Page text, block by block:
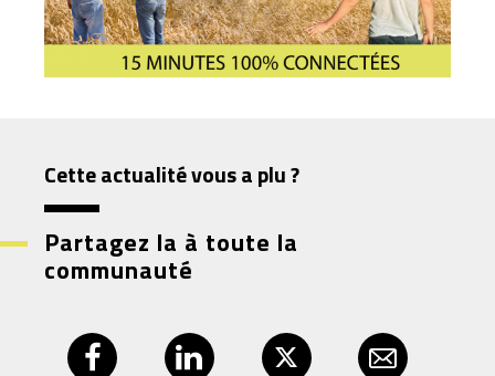
Cette actualité vous a plu ?
Partagez la à toute la
communauté